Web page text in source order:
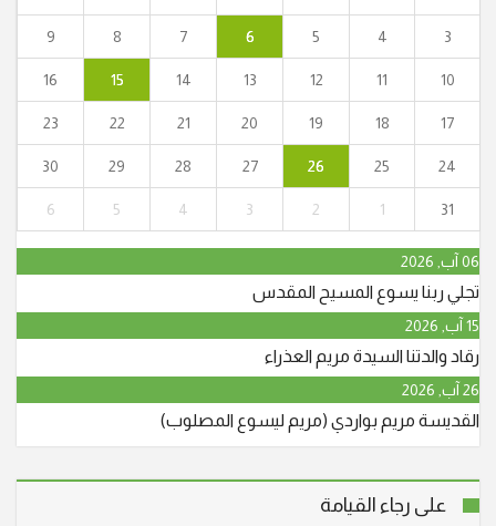
3
4
5
6
7
8
9
10
11
12
13
14
15
16
17
18
19
20
21
22
23
24
25
26
27
28
29
30
31
1
2
3
4
5
6
06 آب, 2026
تجلي ربنا يسوع المسيح المقدس
15 آب, 2026
رقاد والدتنا السيدة مريم العذراء
26 آب, 2026
القديسة مريم بواردي (مريم ليسوع المصلوب)
على رجاء القيامة
انتقل إلى الأخدار السماوية في يافة الناصرة، المأسوف على
وسيشيع جثمانه الطاهر في الساعة الرابعة والنصف بعد
الظهر، اليوم الجمعة 29/5/2026 من قاعة
"أنا القيامة والحياة. من آمن بي وإن مات يحيا." (يو25:11)
انتقل إلى الأخدار السماوية في يافة الناصرة، المأسوف على
الظهر، اليوم الجمعة 29/5/2026 من قاعة